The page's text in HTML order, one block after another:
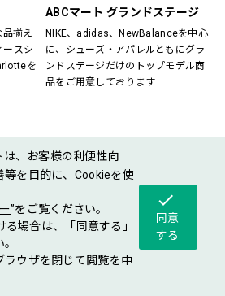
心し
トも開催していますので是非ご来店
揃え
ースシ
を
ABCマート グランドステージ
NIKE、adidas、NewBalanceを中心
に、シューズ・アパレルともにグラ
ンドステージだけのトップモデル商
品をご用意しております
、お客様の利便性向
等を目的に、Cookieを使
”をご覧ください。
場合は、「同意する」
ラウザを閉じて閲覧を中
check
同意
する